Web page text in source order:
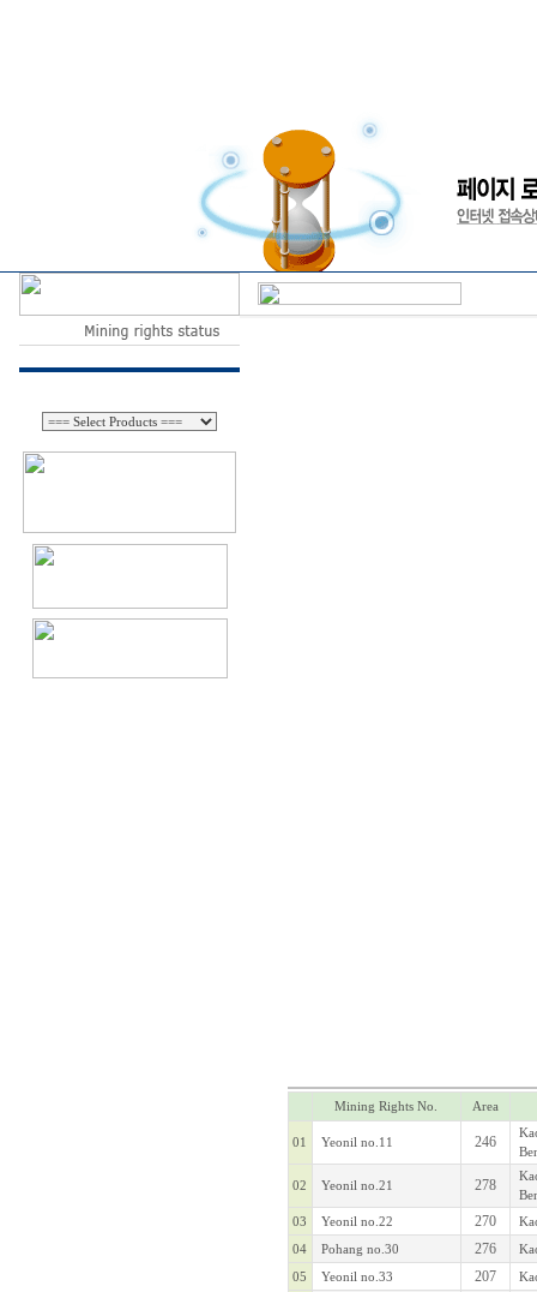
Mining Rights No. Area
01 Yeonil no.11 246
02 Yeonil no.21 278
03
Yeonil no.22 270
04
Pohang no.30 276
05
Yeonil no.33 207